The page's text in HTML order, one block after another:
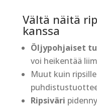
Vältä näitä
kanssa
Öljypohjaiset
voi heikentää
Muut kuin
Ripsiväri